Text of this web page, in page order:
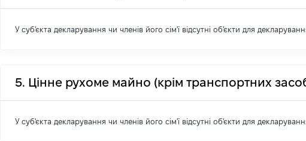
У суб'єкта декларування чи членів його сім'ї відсутні об'єкти для
5. Цінне рухоме майно (крім транспортних
У суб'єкта декларування чи членів його сім'ї відсутні об'єкти для